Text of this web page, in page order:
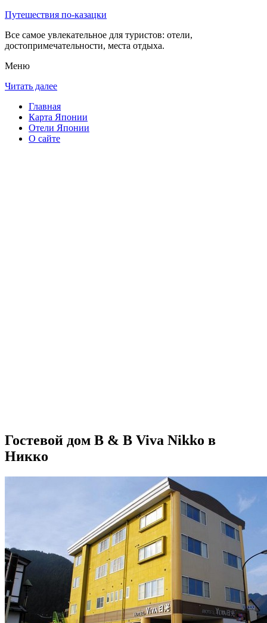
Путешествия по-казацки
Все самое увлекательное для туристов: отели,
достопримечательности, места отдыха.
Меню
Читать далее
Главная
Карта Японии
Отели Японии
О сайте
Гостевой дом B & B Viva Nikko в
Никко